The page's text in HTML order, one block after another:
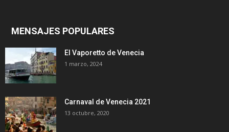
MENSAJES POPULARES
El Vaporetto de Venecia
1 marzo, 2024
Carnaval de Venecia 2021
13 octubre, 2020